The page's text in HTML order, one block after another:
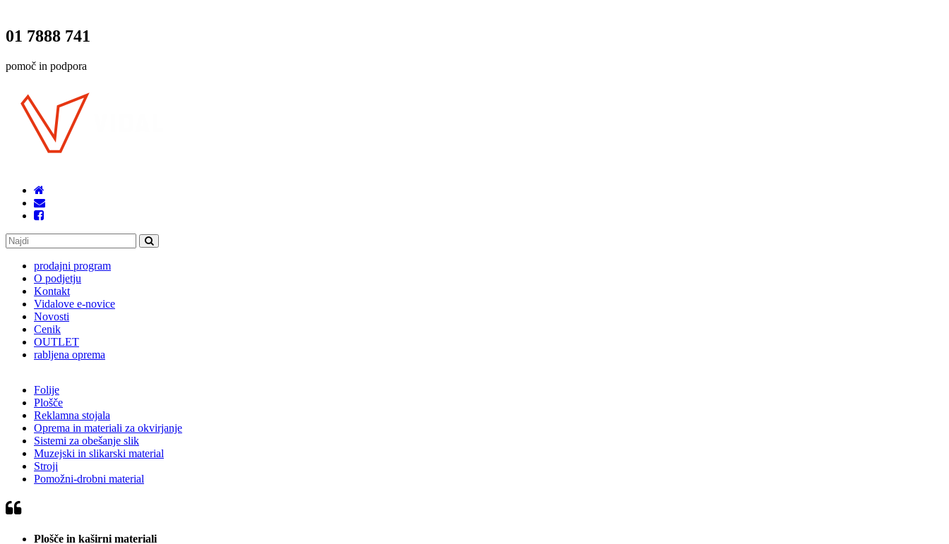
01 7888 741
pomoč in podpora
prodajni program
O podjetju
Kontakt
Vidalove e-novice
Novosti
Cenik
OUTLET
rabljena oprema
Folije
Plošče
Reklamna stojala
Oprema in materiali za okvirjanje
Sistemi za obešanje slik
Muzejski in slikarski material
Stroji
Pomožni-drobni material
Plošče in kaširni materiali